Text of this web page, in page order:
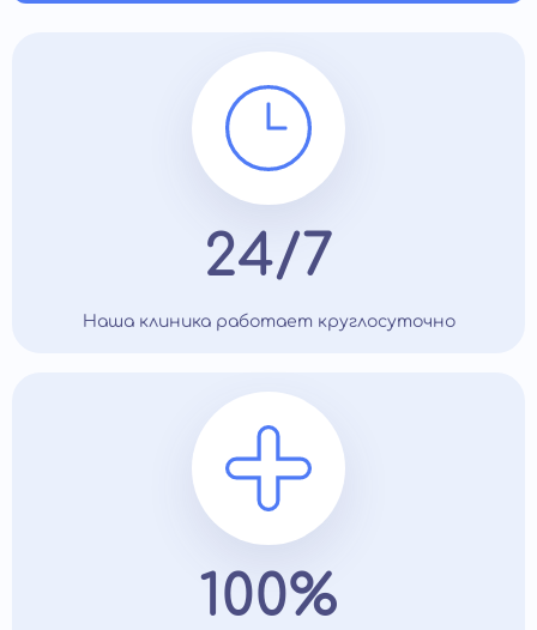
24/7
Наша клиника работает круглосуточно
100%